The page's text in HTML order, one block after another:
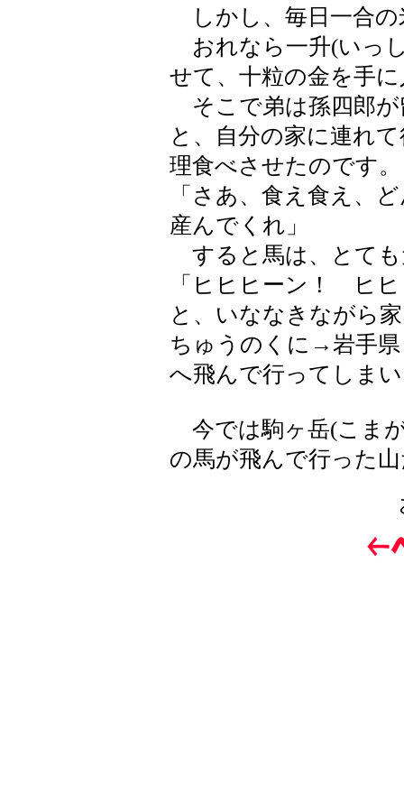
しかし、毎日一合の
おれなら一升(いっ
せて、十粒の金を手
そこで弟は孫四郎が
と、自分の家に連れ
理食べさせたのです。
「さあ、食え食え、
産んでくれ」
すると馬は、とて
「ヒヒヒーン！ ヒ
と、いななきながら
ちゅうのくに→岩手
へ飛んで行ってしま
今では駒ヶ岳(こま
の馬が飛んで行った